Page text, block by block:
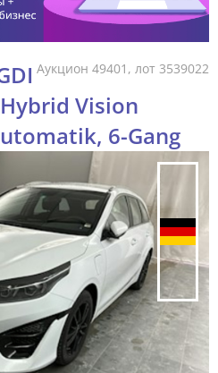
Аукцион 49401, лот 3539022
Vision
6-Gang